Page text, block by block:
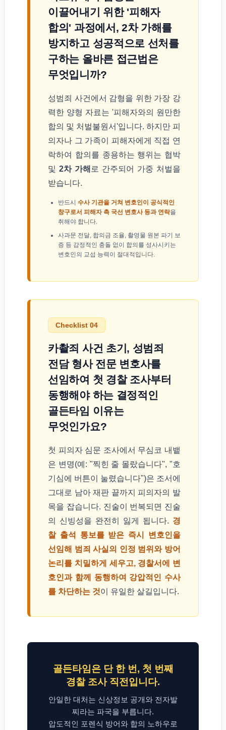
이끌어내기 위한 '피해자
합의' 과정에서, 2차 가해를
방지하고 성공적으로 선처를
구하는 올바른 접근법은
무엇입니까?
성범죄 사건에서 감형을 위한 가장 강
력한 양형 자료는 '피해자와의 원만한
합의 및 처벌불원서'입니다. 하지만 피
의자나 그 가족이 피해자에게 직접 연
락하여 합의를 종용하는 행위는 협박
및 2차 가해 로 간주되어 가중 처벌을
받습니다.
반드시 수사 기관을 거쳐 변호인이 공식적인
창구로서 피해자 측 국선 변호사 등과 연락을
취해야 합니다.
사과문 전달, 합의금 조율, 촬영물 원본 파기 보
증 등 감정적인 충돌 없이 합의를 성사시키는
변호인의 교섭 능력이 절대적입니다.
Checklist 04
카촬죄 사건 초기, 성범죄
전담 형사 전문 변호사를
선임하여 첫 경찰 조사부터
동행해야 하는 결정적인
골든타임 이유는
무엇인가요?
첫 피의자 심문 조사에서 무심코 내뱉
은 변명(예: "찍힌 줄 몰랐습니다", "호
기심에 버튼이 눌렸습니다")은 조서에
그대로 남아 재판 끝까지 피의자의 발
목을 잡습니다. 진술이 번복되면 진술
의 신빙성을 완전히 잃게 됩니다. 경
찰 출석 통보를 받은 즉시 변호인을
선임해 범죄 사실의 인정 범위와 방어
논리를 치밀하게 세우고, 경찰서에 변
호인과 함께 동행하여 강압적인 수사
를 차단하는 것이 유일한 살길입니다.
골든타임은 단 한 번, 첫 번째
경찰 조사 직전입니다.
안일한 대처는 신상정보 공개와 전자발
찌라는 파국을 부릅니다.
압도적인 포렌식 방어와 합의 노하우로